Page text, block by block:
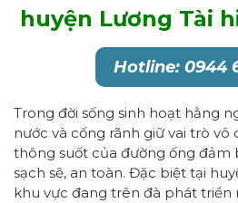
huyện Lương Tài
Hotline: 0944
Trong đời sống sinh hoạt hằng
nước và cống rãnh giữ vai trò vô
thông suốt của đường ống đảm
sạch sẽ, an toàn. Đặc biệt tại
khu vực đang trên đà phát